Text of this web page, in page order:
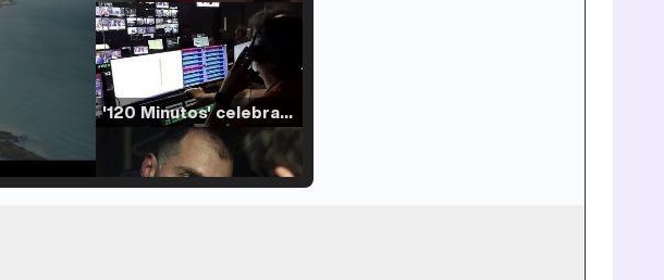
'120 Minutos' celebra sus 2.000 programas en Telemadrid con un vídeo del día a día en la redacción